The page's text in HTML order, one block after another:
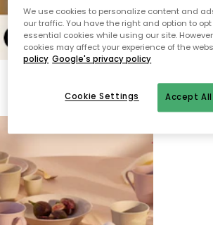
We use cookies to personalize content and
our traffic. You have the right and option to
essential cookies while using our site.
cookies may affect your experience of the
policy Google's privacy policy
Accept
Cookie Settings